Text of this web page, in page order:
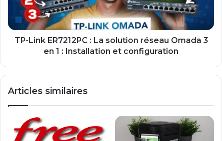
réseau
Omada
3
en
configuration
TP-Link ER7212PC : La solution réseau Omada 3
en 1 : Installation et configuration
Articles similaires